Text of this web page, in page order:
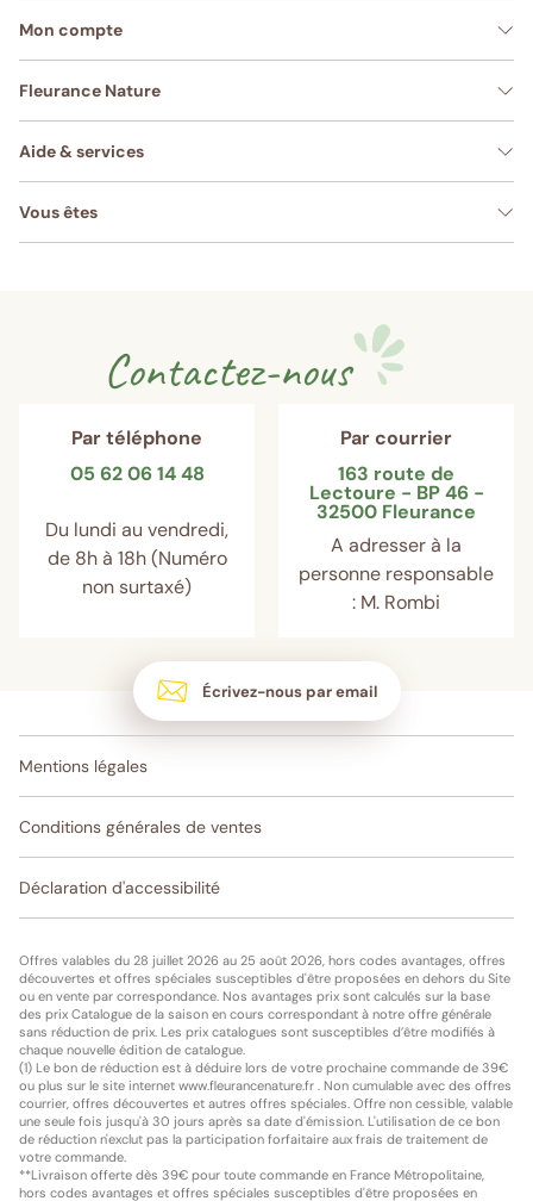
Mon compte
Fleurance Nature
Aide & services
Vous êtes
Contactez-nous
Par téléphone
05 62 06 14 48
Du lundi au vendredi,
de 8h à 18h (Numéro
non surtaxé)
Par courrier
163 route de
Lectoure - BP 46 -
32500 Fleurance
A adresser à la
personne responsable
: M. Rombi
Écrivez-nous par email
Mentions légales
Conditions générales de ventes
Déclaration d'accessibilité
Offres valables du 28 juillet 2026 au 25 août 2026, hors codes avantages, offres
découvertes et offres spéciales susceptibles d'être proposées en dehors du Site
ou en vente par correspondance. Nos avantages prix sont calculés sur la base
des prix Catalogue de la saison en cours correspondant à notre offre générale
sans réduction de prix. Les prix catalogues sont susceptibles d’être modifiés à
chaque nouvelle édition de catalogue.
(1) Le bon de réduction est à déduire lors de votre prochaine commande de 39€
ou plus sur le site internet www.fleurancenature.fr . Non cumulable avec des offres
courrier, offres découvertes et autres offres spéciales. Offre non cessible, valable
une seule fois jusqu'à 30 jours après sa date d'émission. L'utilisation de ce bon
de réduction n'exclut pas la participation forfaitaire aux frais de traitement de
votre commande.
**Livraison offerte dès 39€ pour toute commande en France Métropolitaine,
hors codes avantages et offres spéciales susceptibles d'être proposées en